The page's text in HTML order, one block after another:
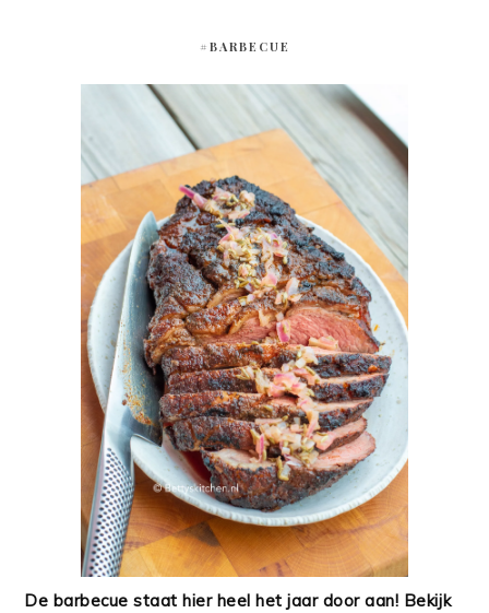
#BARBECUE
De barbecue staat hier heel het jaar door aan! Bekijk